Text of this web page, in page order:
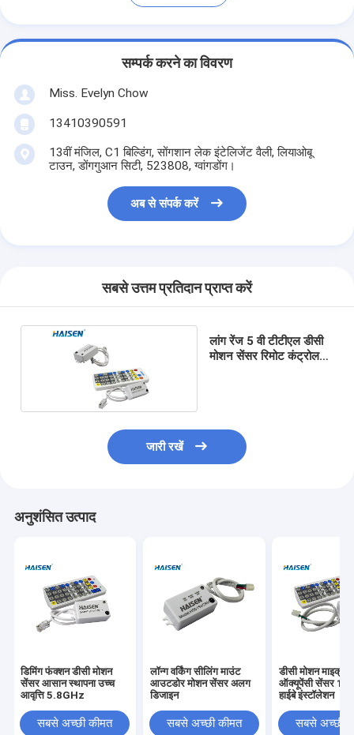
सम्पर्क करने का विवरण
Miss. Evelyn Chow
13410390591
13वीं मंजिल, C1 बिल्डिंग, सोंगशान लेक इंटेलिजेंट वैली, लियाओबू
टाउन, डोंगगुआन सिटी, 523808, ग्वांगडोंग।
अब से संपर्क करें
सबसे उत्तम प्रतिदान प्राप्त करें
लांग रेंज 5 वी टीटीएल डीसी
मोशन सेंसर रिमोट कंट्रोल
जारी रखें
अनुशंसित उत्पाद
डिमिंग फंक्शन डीसी मोशन
सेंसर आसान स्थापना उच्च
आवृत्ति 5.8GHz
सबसे अच्छी कीमत
लॉन्ग वर्किंग सीलिंग माउंट
आउटडोर मोशन सेंसर अलग
डिजाइन
सबसे अच्छी कीमत
डीसी मोशन
ऑक्यूपेंसी सेंसर 15
हाईबे इंस्टॉलेशन
सबसे अच्छी